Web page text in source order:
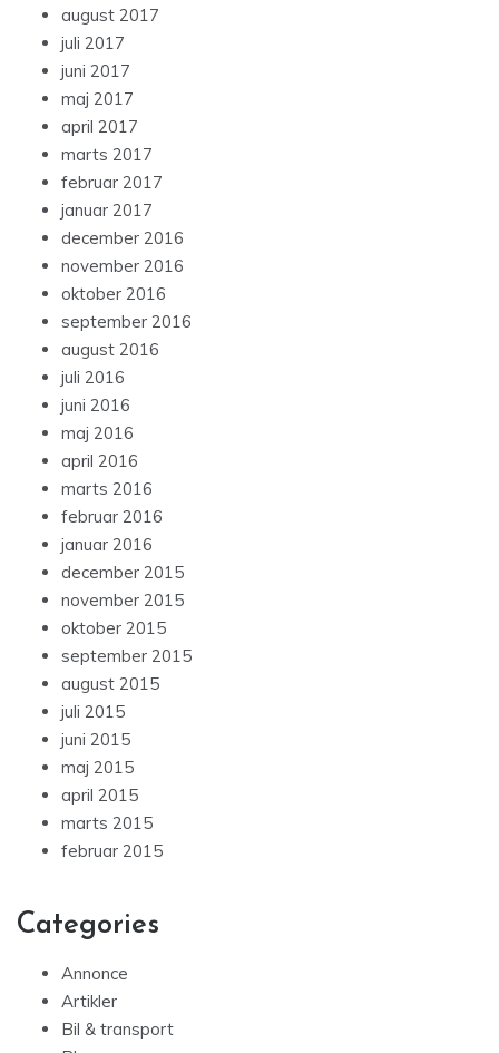
august 2017
juli 2017
juni 2017
maj 2017
april 2017
marts 2017
februar 2017
januar 2017
december 2016
november 2016
oktober 2016
september 2016
august 2016
juli 2016
juni 2016
maj 2016
april 2016
marts 2016
februar 2016
januar 2016
december 2015
november 2015
oktober 2015
september 2015
august 2015
juli 2015
juni 2015
maj 2015
april 2015
marts 2015
februar 2015
Categories
Annonce
Artikler
Bil & transport